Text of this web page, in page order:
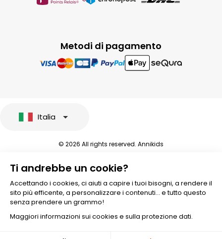
Metodi di pagamento
Ti andrebbe un cookie?
Accettando i cookies, ci aiuti a capire i tuoi bisogni, a rendere il
sito più efficente, a personalizzare i contenuti... e tutto questo
senza prendere un grammo!
Maggiori informazioni sui cookies e sulla protezione dati.
Italia
© 2026 All rights reserved. Annikids